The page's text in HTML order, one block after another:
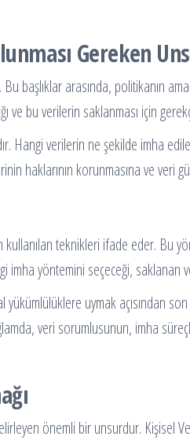
Gereken
başlıklar arasında, politikanın
ve bu verilerin saklanması için
Hangi verilerin ne şekilde imha
haklarının korunmasına ve veri
teknikleri ifade eder. Bu
yöntemini seçeceği, saklanan
uymak açısından
veri sorumlusunun, imha
önemli bir unsurdur. Kişisel